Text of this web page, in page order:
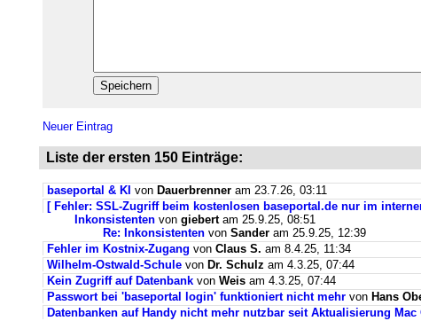
Neuer Eintrag
Liste der ersten 150 Einträge:
baseportal & KI von Dauerbrenner am 23.7.26, 03:11
[ Fehler: SSL-Zugriff beim kostenlosen baseportal.de nur im
Inkonsistenten von giebertam 25.9.25, 08:51
Re: Inkonsistenten von Sander am 25.9.25, 12:39
Fehler im Kostnix-Zugang von Claus S. am 8.4.25, 11:34
Wilhelm-Ostwald-Schule von Dr. Schulz am 4.3.25, 07:44
Kein Zugriff auf Datenbank von Weis am 4.3.25, 07:44
Passwort bei 'baseportal login' funktioniert nicht mehr von Hans
Datenbanken auf Handy nicht mehr nutzbar seit Aktualisierung Mac